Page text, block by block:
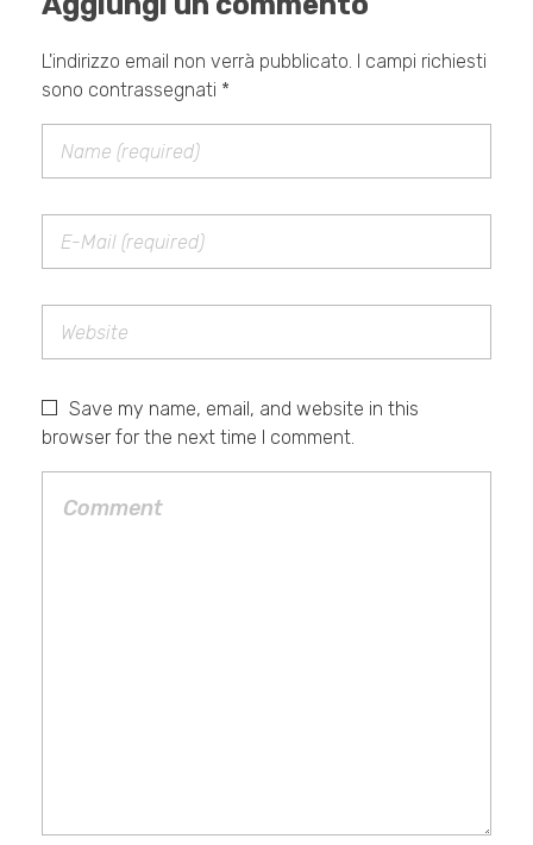
L'indirizzo email non verrà pubblicato. I campi richiesti
sono contrassegnati *
Save my name, email, and website in this
browser for the next time I comment.